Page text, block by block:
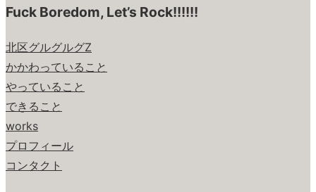
Fuck Boredom, Let’s Rock!!!!!!
北区グルグルグZ
かかわっていること
やっていること
できること
works
プロフィール
コンタクト